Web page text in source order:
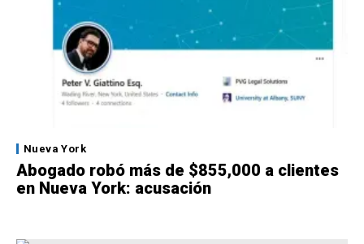
Nueva York
Abogado robó más de $855,000 a clientes
en Nueva York: acusación